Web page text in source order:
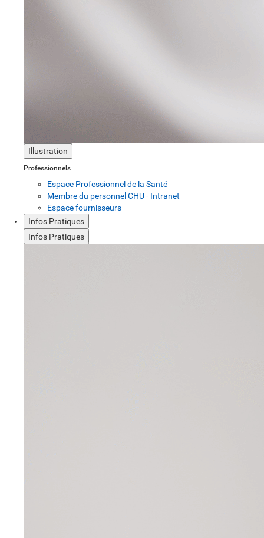
Illustration
Professionnels
Espace Professionnel de la Santé
Membre du personnel CHU - Intranet
Espace fournisseurs
Infos Pratiques
Infos Pratiques